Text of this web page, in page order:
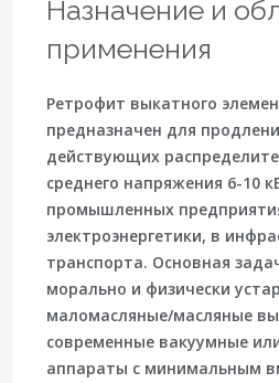
Назначение и
применения
Ретрофит выкатного
предназначен для
действующих
среднего напряжения 6-10
промышленных
электроэнергетики, в
транспорта. Основная
морально и физически
маломасляные/масляные
современные вакуумные
аппараты с минимальным